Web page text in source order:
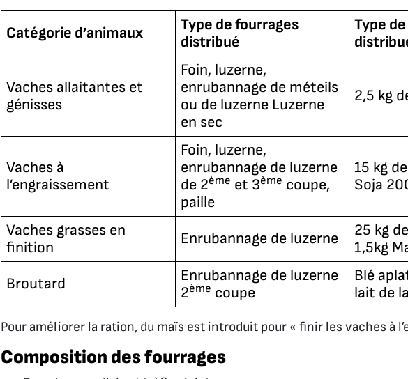
Catégorie d’animaux
Type de fourrages
distribué
Type
Vaches allaitantes et
génisses
Foin, luzerne,
enrubannage de méteils
ou de luzerne Luzerne
en sec
2,5 kg
Vaches à
l’engraissement
Foin, luzerne,
enrubannage de luzerne
de 2ème et 3ème coupe,
paille
15 kg
Soja
Vaches grasses en
finition
Enrubannage de luzerne
25 kg
1,5kg
Broutard
Enrubannage de luzerne
2ème coupe
Blé
lait de
Pour améliorer la ration, du maïs est introduit pour « finir les vaches à
Composition des fourrages